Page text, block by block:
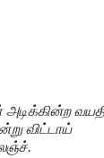
விட்டாய்